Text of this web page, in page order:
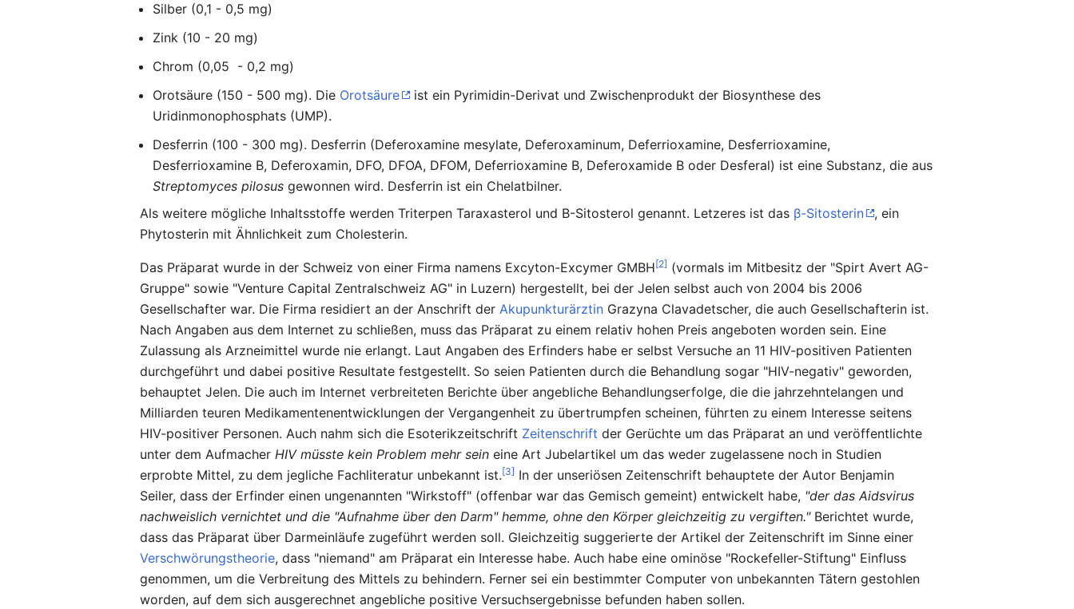
Silber (0,1 - 0,5 mg)
Zink (10 - 20 mg)
Chrom (0,05 - 0,2 mg)
Orotsäure (150 - 500 mg). Die Orotsäure
ist ein Pyrimidin-Derivat und Zwischenprodukt der Biosynthese des
Uridinmonophosphats (UMP).
Desferrin (100 - 300 mg). Desferrin (Deferoxamine mesylate, Deferoxaminum, Deferrioxamine, Desferrioxamine,
Desferrioxamine B, Deferoxamin, DFO, DFOA, DFOM, Deferrioxamine B, Deferoxamide B oder Desferal) ist eine Substanz, die aus
Streptomyces pilosus gewonnen wird. Desferrin ist ein Chelatbilner.
Als weitere mögliche Inhaltsstoffe werden Triterpen Taraxasterol und B-Sitosterol genannt. Letzeres ist das β-Sitosterin
, ein
Phytosterin mit Ähnlichkeit zum Cholesterin.
Das Präparat wurde in der Schweiz von einer Firma namens Excyton-Excymer GMBH[2] (vormals im Mitbesitz der "Spirt Avert AG-
Gruppe" sowie "Venture Capital Zentralschweiz AG" in Luzern) hergestellt, bei der Jelen selbst auch von 2004 bis 2006
Gesellschafter war. Die Firma residiert an der Anschrift derAkupunkturärztin Grazyna Clavadetscher, die auch Gesellschafterin ist.
Nach Angaben aus dem Internet zu schließen, muss das Präparat zu einem relativ hohen Preis angeboten worden sein. Eine
Zulassung als Arzneimittel wurde nie erlangt. Laut Angaben des Erfinders habe er selbst Versuche an 11 HIV-positiven Patienten
durchgeführt und dabei positive Resultate festgestellt. So seien Patienten durch die Behandlung sogar "HIV-negativ" geworden,
behauptet Jelen. Die auch im Internet verbreiteten Berichte über angebliche Behandlungserfolge, die die jahrzehntelangen und
Milliarden teuren Medikamentenentwicklungen der Vergangenheit zu übertrumpfen scheinen, führten zu einem Interesse seitens
HIV-positiver Personen. Auch nahm sich die Esoterikzeitschrift Zeitenschrift der Gerüchte um das Präparat an und veröffentlichte
unter dem AufmacherHIV müsste kein Problem mehr sein eine Art Jubelartikel um das weder zugelassene noch in Studien
erprobte Mittel, zu dem jegliche Fachliteratur unbekannt ist.[3] In der unseriösen Zeitenschrift behauptete der Autor Benjamin
Seiler, dass der Erfinder einen ungenannten "Wirkstoff" (offenbar war das Gemisch gemeint) entwickelt habe, "der das Aidsvirus
nachweislich vernichtet und die "Aufnahme über den Darm" hemme, ohne den Körper gleichzeitig zu vergiften."Berichtet wurde,
dass das Präparat über Darmeinläufe zugeführt werden soll. Gleichzeitig suggerierte der Artikel der Zeitenschrift im Sinne einer
Verschwörungstheorie, dass "niemand" am Präparat ein Interesse habe. Auch habe eine ominöse "Rockefeller-Stiftung" Einfluss
genommen, um die Verbreitung des Mittels zu behindern. Ferner sei ein bestimmter Computer von unbekannten Tätern gestohlen
worden, auf dem sich ausgerechnet angebliche positive Versuchsergebnisse befunden haben sollen.